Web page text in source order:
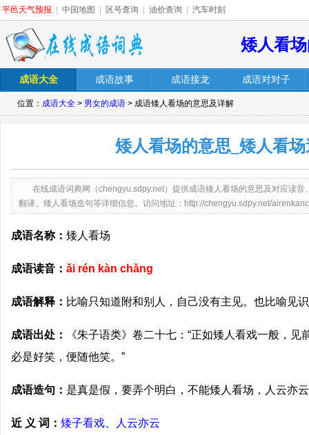
平邑天气预报 中国地图 区号查询 油价查询 汽车时刻
矮人看
成语大全 成语故事 成语接龙 成语对对子
位置： 成语大全 > 男女的成语 > 成语矮人看场的意思及详解
矮人看场的意思_矮人看
在线成语词典网（chengyu.sdpy.net）提供成语矮人看场的意思及对应读
翻译、矮人看场造句等详细信息。访问地址：http://chengyu.sdpy.net/
成语名称： 矮人看场
成语读音： ǎi rén kàn chǎng
成语解释： 比喻只知道附和别人，自己没有主见。也比喻见
成语出处：
《朱子语类》卷二十七：“正如矮人看戏一般，
必是好笑，便随他笑。”
成语造句： 是真是假，要弄个明白，不能矮人看场，人云亦
近 义 词： 矮子看戏 人云亦云